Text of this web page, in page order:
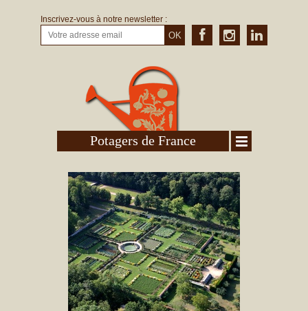
Inscrivez-vous à notre newsletter :
OK
Potagers de France